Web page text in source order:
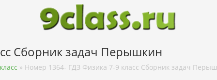
Сборник задач Перышкин
» Номер 1364- ГДЗ Физика 7-9 класс Сборник задач